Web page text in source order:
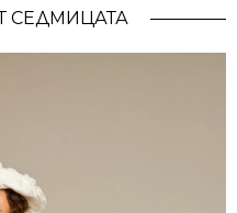
СЕДМИЦАТА